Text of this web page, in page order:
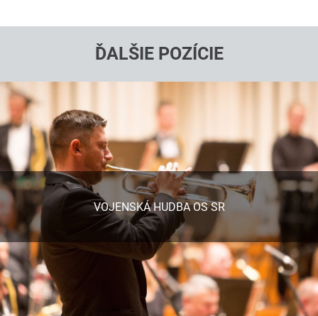
ĎALŠIE POZÍCIE
VOJENSKÁ HUDBA OS SR